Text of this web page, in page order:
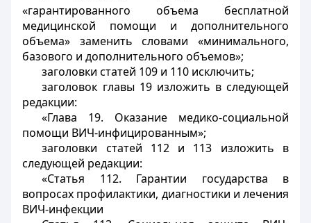
«гарантированного объема бесплатной
медицинской помощи и дополнительного
объема» заменить словами «минимального,
базового и дополнительного объемов»;
заголовки статей 109 и 110 исключить;
заголовок главы 19 изложить в следующей
редакции:
«Глава 19. Оказание медико-социальной
помощи ВИЧ-инфицированным»;
заголовки статей 112 и 113 изложить в
следующей редакции:
«Статья 112. Гарантии государства в
вопросах профилактики, диагностики и лечения
ВИЧ-инфекции